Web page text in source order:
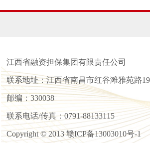
江西省融资担保集团有限责任公司
联系地址：江西省南昌市红谷滩雅苑路
邮编：330038
联系电话/传真：0791-88133115
Copyright © 2013 赣ICP备13003010号-1